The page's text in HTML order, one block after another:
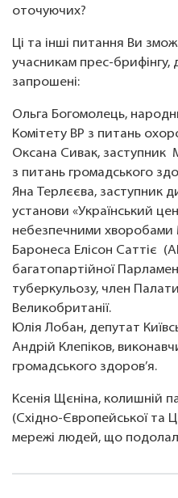
оточуючих?
Ці та інші питання Ви
учасникам прес-брифінгу,
запрошені:
Ольга Богомолець,
Комітету ВР з питань
Оксана Сивак, заступник
з питань громадського
Яна Терлєєва, заступник
установи «Український
небезпечними хворобами
Баронеса Елісон Саттіє
багатопартійної
туберкульозу, член
Великобританії.
Юлія Лобан, депутат
Андрій Клепіков,
громадського здоров’я.
Ксенія Щєніна, колишній
(Східно-Європейської та
мережі людей, що